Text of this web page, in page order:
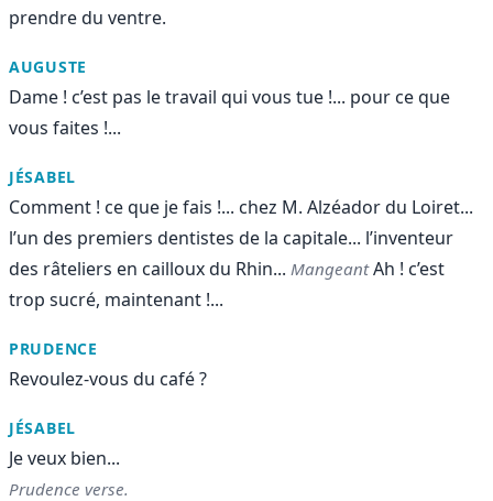
prendre du ventre.
AUGUSTE
Dame ! c’est pas le travail qui vous tue !... pour ce que
vous faites !...
JÉSABEL
Comment ! ce que je fais !... chez M. Alzéador du Loiret...
l’un des premiers dentistes de la capitale... l’inventeur
des râteliers en cailloux du Rhin... MangeantAh ! c’est
trop sucré, maintenant !...
PRUDENCE
Revoulez-vous du café ?
JÉSABEL
Je veux bien...
Prudence verse.